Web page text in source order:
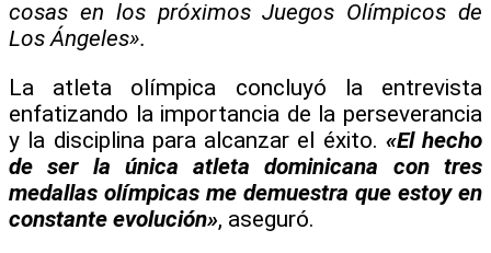
cosas en los próximos Juegos Olímpicos de
Los Ángeles».
La atleta olímpica concluyó la entrevista
enfatizando la importancia de la perseverancia
y la disciplina para alcanzar el éxito. «El hecho
de ser la única atleta dominicana con tres
medallas olímpicas me demuestra que estoy en
constante evolución», aseguró.